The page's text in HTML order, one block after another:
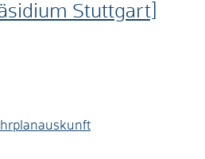
Stuttgart]